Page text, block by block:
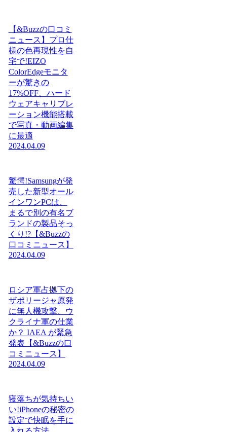
【&Buzzの口コミ
ニュース】プロ仕
様の色再現性を自
宅で!EIZO
ColorEdgeモニタ
ーが驚きの
17%OFF、ハード
ウェアキャリブレ
ーション機能搭載
で写真・動画編集
に最適
2024.04.09
驚愕!Samsungが発
売した新型オール
インワンPCは、
まるで別の有名ブ
ランドの製品そっ
くり!?【&Buzzの
口コミニュース】
2024.04.09
ロシア軍占拠下の
ザポリージャ原発
に無人機攻撃、ウ
クライナ軍の仕業
か？ IAEA が緊急
発表【&Buzzの口
コミニュース】
2024.04.09
寝落ちが気持ちい
い!iPhoneの秘密の
設定で快眠を手に